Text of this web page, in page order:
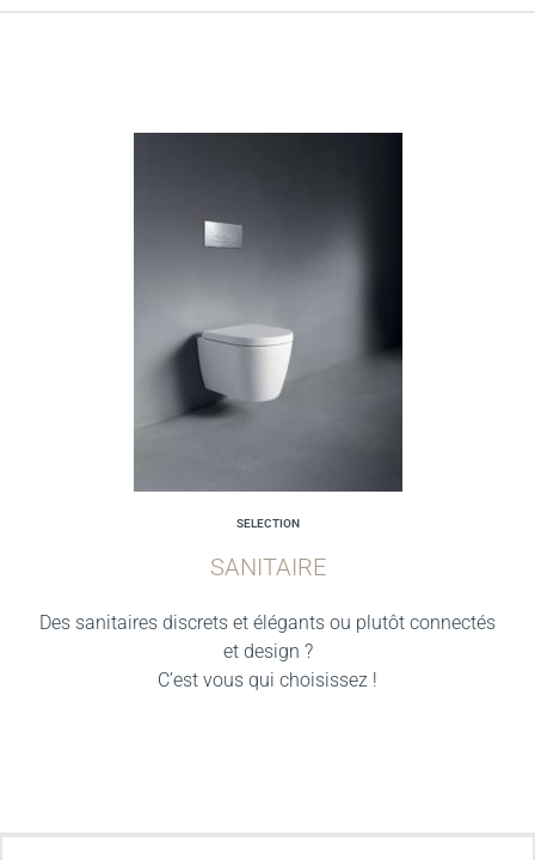
SELECTION
SANITAIRE
Des sanitaires discrets et élégants ou plutôt connectés
et design ?
C’est vous qui choisissez !